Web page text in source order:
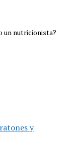
un nutricionista?
y